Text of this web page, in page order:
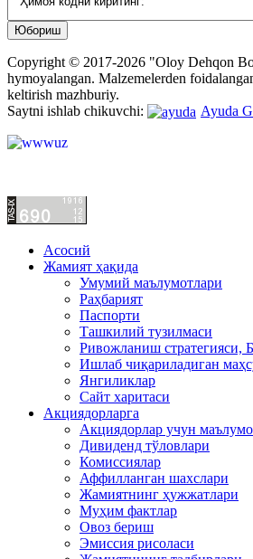
Copyright © 2017-2026 "Oloy Dehqon
hymoyalangan. Malzemelerden
keltirish mazhburiy.
Saytni ishlab chikuvchi:
Ayuda
Асосий
Жамият ҳақида
Умумий маълумотлари
Раҳбарият
Паспорти
Ташкилий тузилмаси
Ривожланиш стратегияси,
Ишлаб чиқариладиган
Янгиликлар
Сайт харитаси
Акциядорларга
Акциядорлар учун
Дивиденд тўловлари
Комиссиялар
Аффилланган шахслари
Жамиятнинг ҳужжатлари
Муҳим фактлар
Овоз бериш
Эмиссия рисоласи